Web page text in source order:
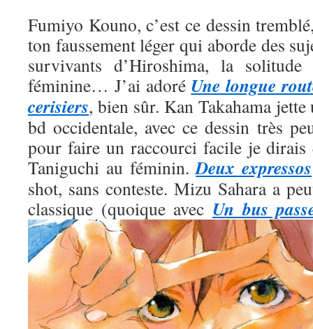
Fumiyo Kouno, c’est ce dessin
ton faussement léger qui aborde des
survivants d’Hiroshima, la
féminine… J’ai adoré Une longue
cerisiers, bien sûr. Kan Takahama
bd occidentale, avec ce dessin très
pour faire un raccourci facile je dirais
Taniguchi au féminin.Deux expressos
shot, sans conteste. Mizu Sahara a
classique (quoique avec Un bus